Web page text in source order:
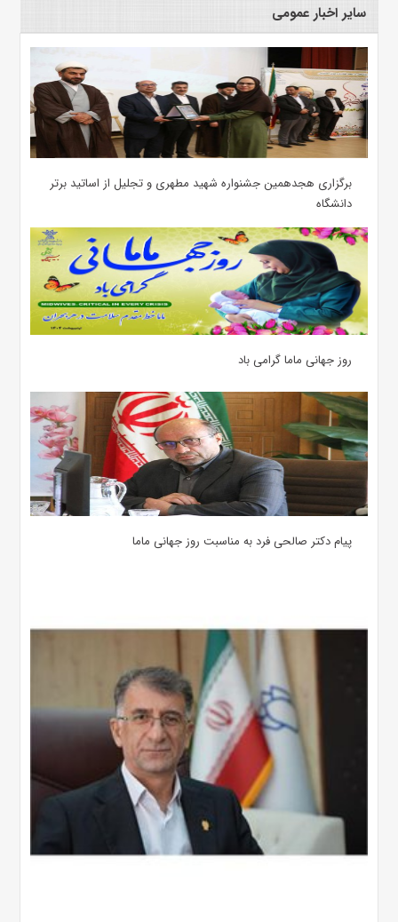
سایر اخبار عمومی
برگزاری هجدهمین جشنواره شهید مطهری و تجلیل از اساتید برتر
دانشگاه
روز جهانی ماما گرامی باد
پیام دکتر صالحی فرد به مناسبت روز جهانی ماما